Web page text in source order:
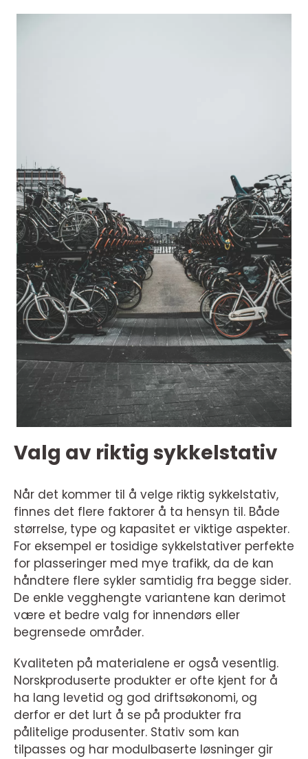
Valg av riktig sykkelstativ
Når det kommer til å velge riktig sykkelstativ,
finnes det flere faktorer å ta hensyn til. Både
størrelse, type og kapasitet er viktige aspekter.
For eksempel er tosidige sykkelstativer perfekte
for plasseringer med mye trafikk, da de kan
håndtere flere sykler samtidig fra begge sider.
De enkle vegghengte variantene kan derimot
være et bedre valg for innendørs eller
begrensede områder.
Kvaliteten på materialene er også vesentlig.
Norskproduserte produkter er ofte kjent for å
ha lang levetid og god driftsøkonomi, og
derfor er det lurt å se på produkter fra
pålitelige produsenter. Stativ som kan
tilpasses og har modulbaserte løsninger gir